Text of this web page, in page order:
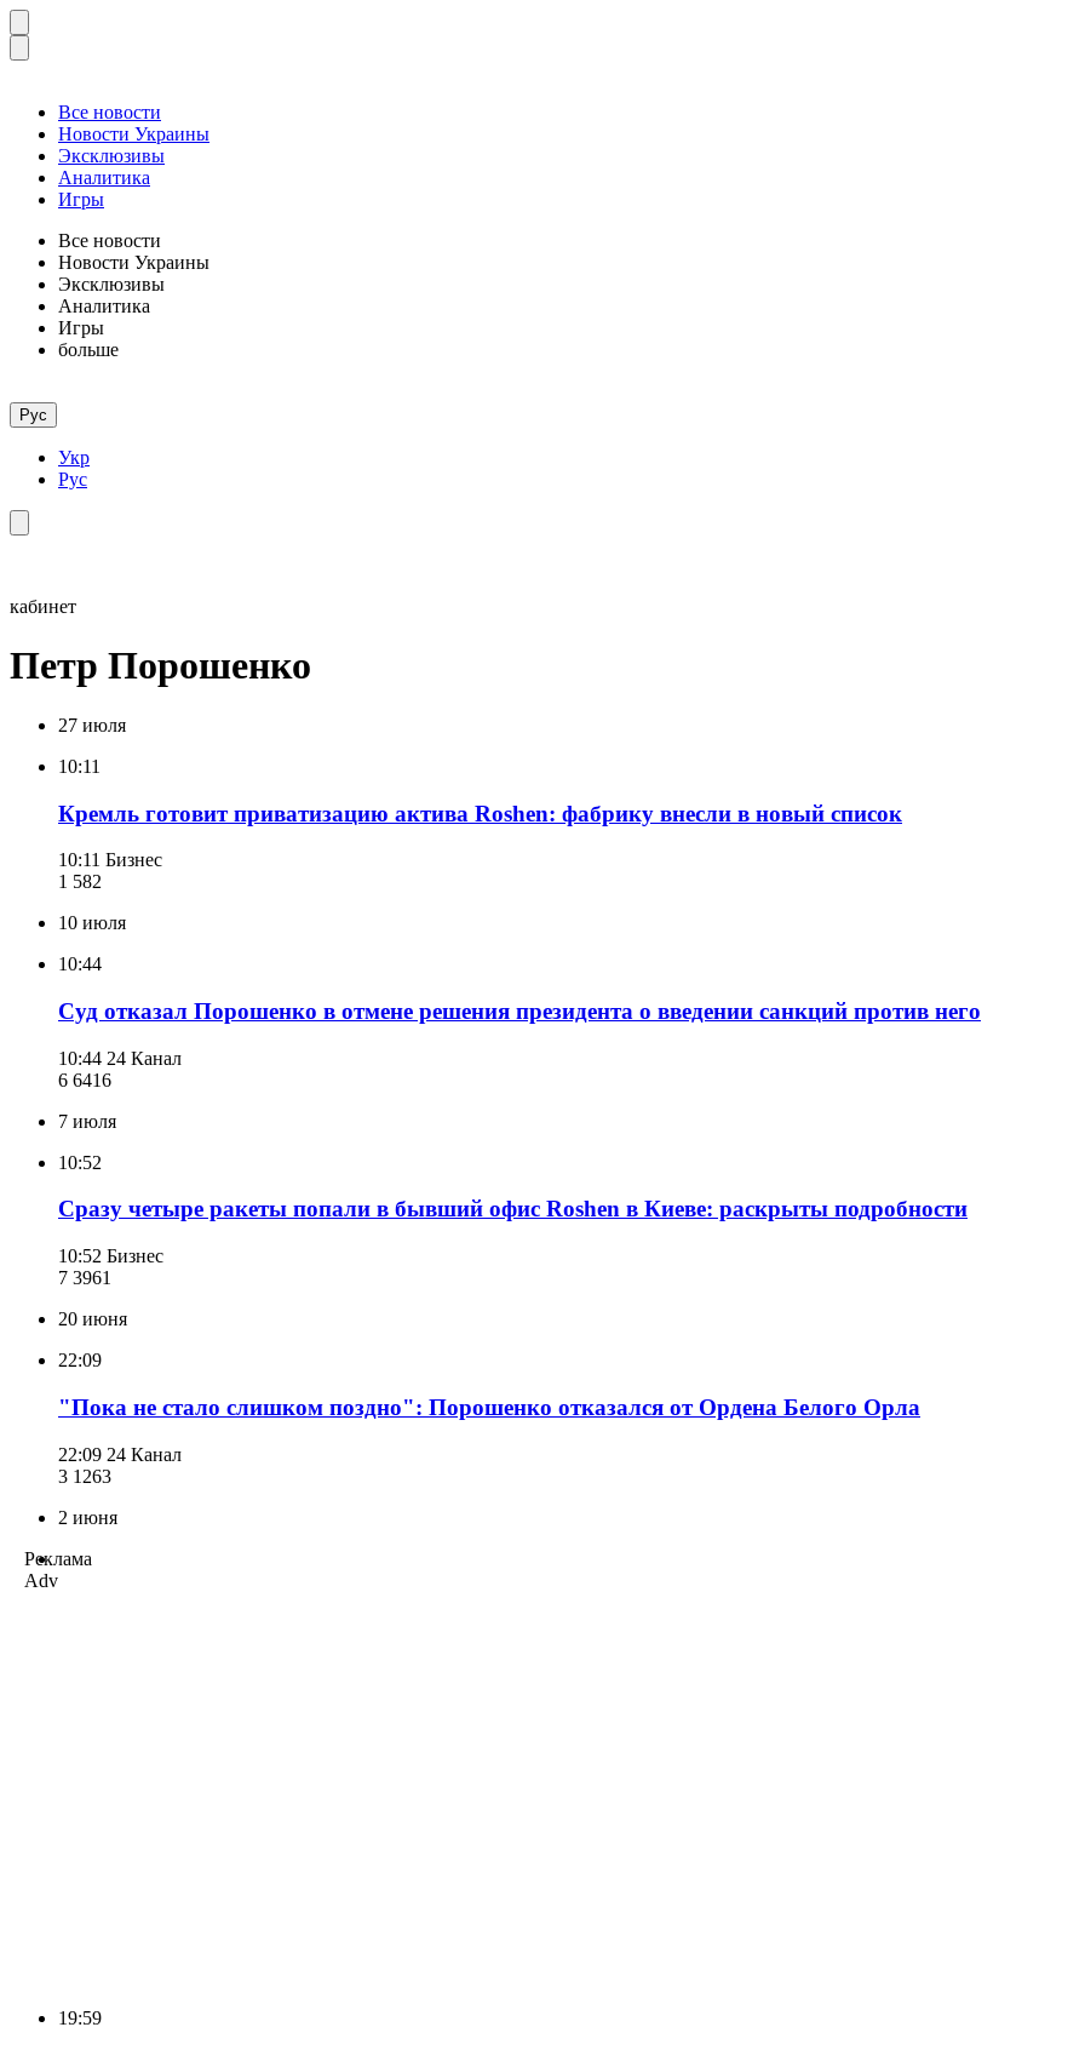
Все новости
Новости Украины
Эксклюзивы
Аналитика
Игры
Все новости
Новости Украины
Эксклюзивы
Аналитика
Игры
больше
Рус
Укр
Рус
кабинет
Петр Порошенко
27 июля
10:11
Кремль готовит приватизацию актива Roshen: фабрику внесли в новый список
10:11 Бизнес
1 582
10 июля
10:44
Суд отказал Порошенко в отмене решения президента о введении санкций против него
10:44 24 Канал
6 6416
7 июля
10:52
Сразу четыре ракеты попали в бывший офис Roshen в Киеве: раскрыты подробности
10:52 Бизнес
7 3961
20 июня
22:09
"Пока не стало слишком поздно": Порошенко отказался от Ордена Белого Орла
22:09 24 Канал
3 1263
2 июня
Реклама
Adv
19:59